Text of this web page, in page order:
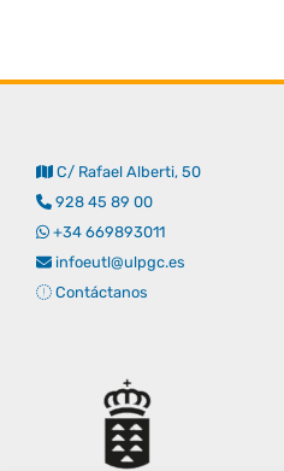
C/ Rafael Alberti, 50
928 45 89 00
+34 669893011
infoeutl@ulpgc.es
Contáctanos